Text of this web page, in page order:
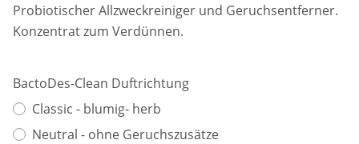
Probiotischer Allzweckreiniger und Geruchsentferner.
Konzentrat zum Verdünnen.
BactoDes-Clean Duftrichtung
Classic - blumig- herb
Neutral - ohne Geruchszusätze